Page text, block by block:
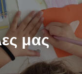
μας